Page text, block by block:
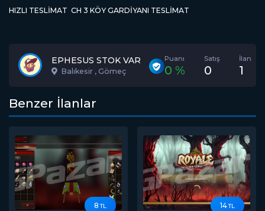
HIZLI TESLİMAT CH 3 KÖY GARDİYANI TESLİMAT
EPHESUS STOK VAR
Balıkesir , Gömeç
Puanı
0 %
Satış
0
İlan
1
Benzer İlanlar
8 TL 14TL